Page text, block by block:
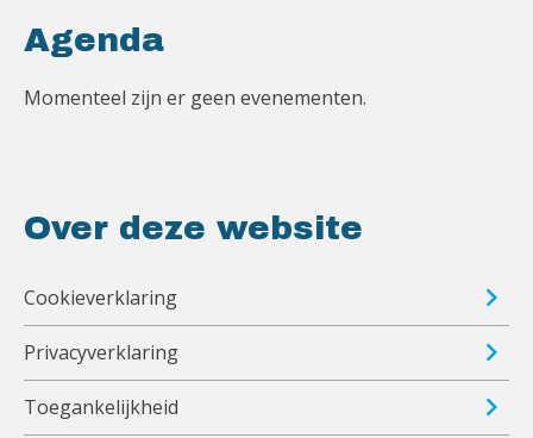
Agenda
Momenteel zijn er geen evenementen.
Over deze website
Cookieverklaring
Privacyverklaring
Toegankelijkheid